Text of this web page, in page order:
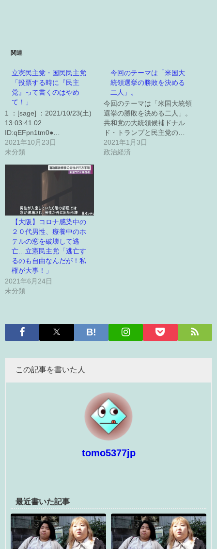
関連
立憲民主党・国民民主党
「投票する時に『民主
党』って書くのはやめ
て！」
1 ：[sage] ：2021/10/23(土)
13:03:41.02
ID:qEFpn1tm0●…
2021年10月23日
未分類
今回のテーマは「米国大
統領選挙の勝敗を決める
二人」。
今回のテーマは「米国大統領
選挙の勝敗を決める二人」。
共和党の大統領候補ドナル
ド・トランプと民主党の…
2021年1月3日
政治経済
【大阪】コロナ感染中の
２０代男性、療養中のホ
テルの窓を破壊して逃
亡…立憲民主党「逃亡す
るのも自由なんだが！私
権が大事！」
2021年6月24日
未分類
この記事を書いた人
tomo5377jp
最近書いた記事